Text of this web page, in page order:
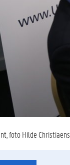
foto Hilde Christiaens